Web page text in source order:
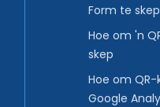
Form te skep
Hoe om 'n
skep
Hoe om
Google